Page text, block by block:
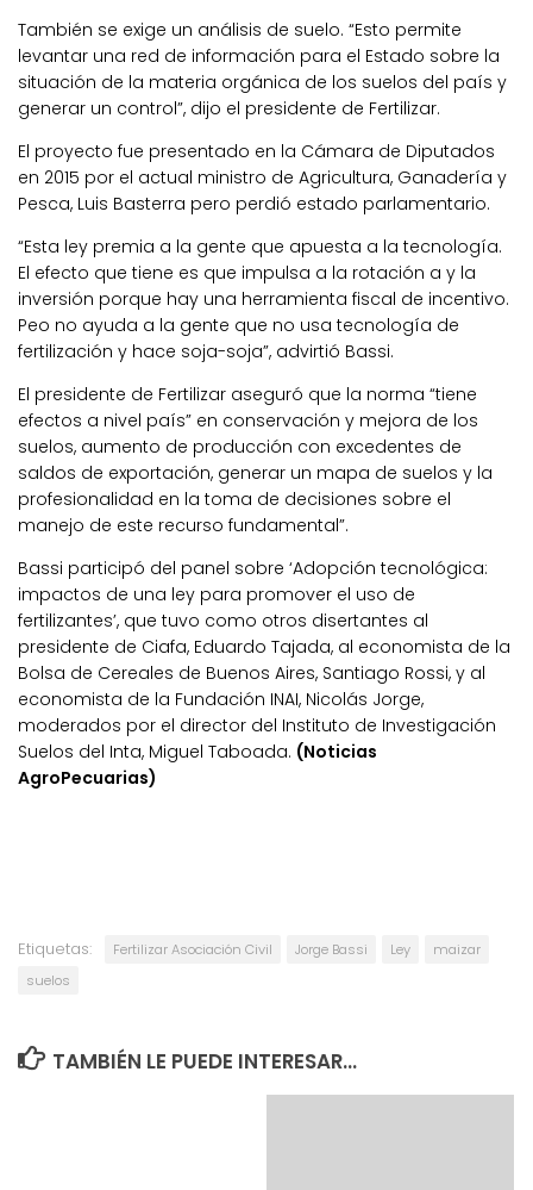
También se exige un análisis de suelo. “Esto permite
levantar una red de información para el Estado sobre la
situación de la materia orgánica de los suelos del país y
generar un control”, dijo el presidente de Fertilizar.
El proyecto fue presentado en la Cámara de Diputados
en 2015 por el actual ministro de Agricultura, Ganadería y
Pesca, Luis Basterra pero perdió estado parlamentario.
“Esta ley premia a la gente que apuesta a la tecnología.
El efecto que tiene es que impulsa a la rotación a y la
inversión porque hay una herramienta fiscal de incentivo.
Peo no ayuda a la gente que no usa tecnología de
fertilización y hace soja-soja”, advirtió Bassi.
El presidente de Fertilizar aseguró que la norma “tiene
efectos a nivel país” en conservación y mejora de los
suelos, aumento de producción con excedentes de
saldos de exportación, generar un mapa de suelos y la
profesionalidad en la toma de decisiones sobre el
manejo de este recurso fundamental”.
Bassi participó del panel sobre ‘Adopción tecnológica:
impactos de una ley para promover el uso de
fertilizantes’, que tuvo como otros disertantes al
presidente de Ciafa, Eduardo Tajada, al economista de la
Bolsa de Cereales de Buenos Aires, Santiago Rossi, y al
economista de la Fundación INAI, Nicolás Jorge,
moderados por el director del Instituto de Investigación
Suelos del Inta, Miguel Taboada. (Noticias
AgroPecuarias)
Etiquetas: Fertilizar Asociación Civil Jorge Bassi Ley
maizar
suelos
TAMBIÉN LE PUEDE INTERESAR...